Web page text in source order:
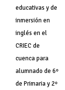
educativas y de
inmersión en
inglés en el
CRIEC de
cuenca para
alumnado de 6º
de Primaria y 2º